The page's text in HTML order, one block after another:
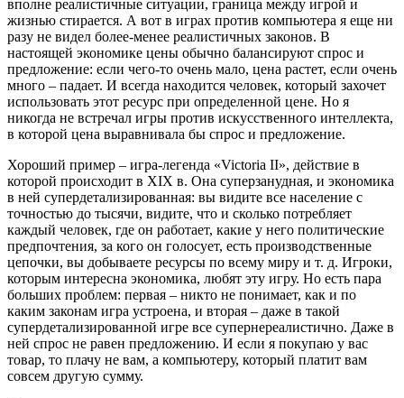
вполне реалистичные ситуации, граница между игрой и
жизнью стирается. А вот в играх против компьютера я еще ни
разу не видел более-менее реалистичных законов. В
настоящей экономике цены обычно балансируют спрос и
предложение: если чего-то очень мало, цена растет, если очень
много – падает. И всегда находится человек, который захочет
использовать этот ресурс при определенной цене. Но я
никогда не встречал игры против искусственного интеллекта,
в которой цена выравнивала бы спрос и предложение.
Хороший пример – игра-легенда «Victoria II», действие в
которой происходит в XIX в. Она суперзанудная, и экономика
в ней супердетализированная: вы видите все население с
точностью до тысячи, видите, что и сколько потребляет
каждый человек, где он работает, какие у него политические
предпочтения, за кого он голосует, есть производственные
цепочки, вы добываете ресурсы по всему миру и т. д. Игроки,
которым интересна экономика, любят эту игру. Но есть пара
больших проблем: первая – никто не понимает, как и по
каким законам игра устроена, и вторая – даже в такой
супердетализированной игре все супернереалистично. Даже в
ней спрос не равен предложению. И если я покупаю у вас
товар, то плачу не вам, а компьютеру, который платит вам
совсем другую сумму.